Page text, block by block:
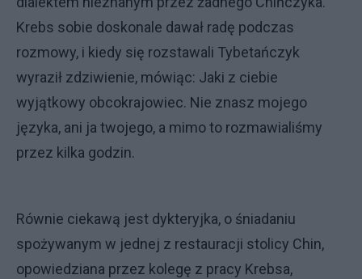
Krebs sobie doskonale dawał radę podczas
rozmowy, i kiedy się rozstawali Tybetańczyk
wyraził zdziwienie, mówiąc: Jaki z ciebie
wyjątkowy obcokrajowiec. Nie znasz mojego
języka, ani ja twojego, a mimo to rozmawialiśmy
przez kilka godzin.
Równie ciekawą jest dykteryjka, o śniadaniu
spożywanym w jednej z restauracji stolicy Chin,
opowiedziana przez kolegę z pracy Krebsa,